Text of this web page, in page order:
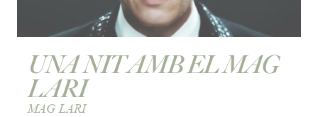
UNA NIT AMB EL MAG
LARI
MAG LARI